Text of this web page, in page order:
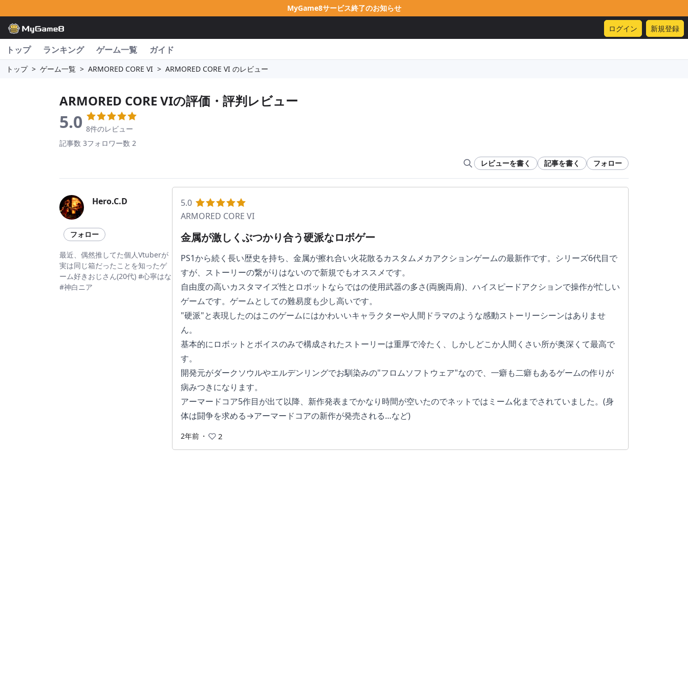
MyGame8サービス終了のお知らせ
ログイン 新規登録
トップ ランキング ゲーム一覧 ガイド
トップ > ゲーム一覧 > ARMORED CORE VI > ARMORED CORE VI のレビュー
ARMORED CORE VIの評価・評判レビュー
5.0 8件のレビュー
記事数 3フォロワー数 2
レビューを書く 記事を書く フォロー
5.0
ARMORED CORE VI
金属が激しくぶつかり合う硬派なロボゲー
PS1から続く長い歴史を持ち、金属が擦れ合い火花散るカスタムメカアクションゲームの最新作です。シリーズ6代目で
すが、ストーリーの繋がりはないので新規でもオススメです。
自由度の高いカスタマイズ性とロボットならではの使用武器の多さ(両腕両肩)、ハイスピードアクションで操作が忙しい
ゲームです。ゲームとしての難易度も少し高いです。
"硬派"と表現したのはこのゲームにはかわいいキャラクターや人間ドラマのような感動ストーリーシーンはありませ
ん。
基本的にロボットとボイスのみで構成されたストーリーは重厚で冷たく、しかしどこか人間くさい所が奥深くて最高で
す。
開発元がダークソウルやエルデンリングでお馴染みの"フロムソフトウェア"なので、一癖も二癖もあるゲームの作りが
病みつきになります。
アーマードコア5作目が出て以降、新作発表までかなり時間が空いたのでネットではミーム化までされていました。(身
体は闘争を求める→アーマードコアの新作が発売される…など)
2年前 ・ 2
Hero.C.D
フォロー
最近、偶然推してた個人Vtuberが
実は同じ箱だったことを知ったゲ
ーム好きおじさん(20代) #心寧はな
#神白ニア